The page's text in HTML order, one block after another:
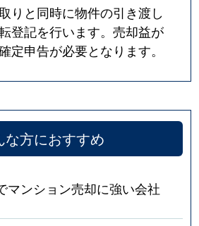
りと同時に物件の引き渡し
登記を行います。売却益が
定申告が必要となります。
な方におすすめ
マンション売却に強い会社